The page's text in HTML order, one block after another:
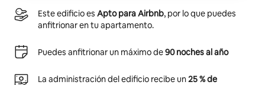
Este edificio es Apto para Airbnb, por lo que puedes
anfitrionar en tu apartamento.
Puedes anfitrionar un máximo de90 noches al año
La administración del edificio recibe un25 % de